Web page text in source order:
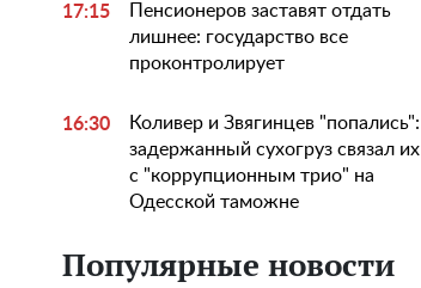
17:15
Пенсионеров заставят отдать
лишнее: государство все
проконтролирует
16:30
Коливер и Звягинцев "попались":
задержанный сухогруз связал их
с "коррупционным трио" на
Одесской таможне
Популярные новости